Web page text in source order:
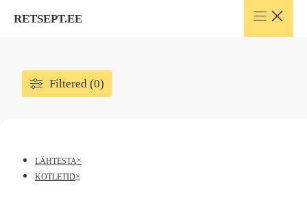
RETSEPT.EE
Filtered (0)
LÄHTESTA×
KOTLETID×